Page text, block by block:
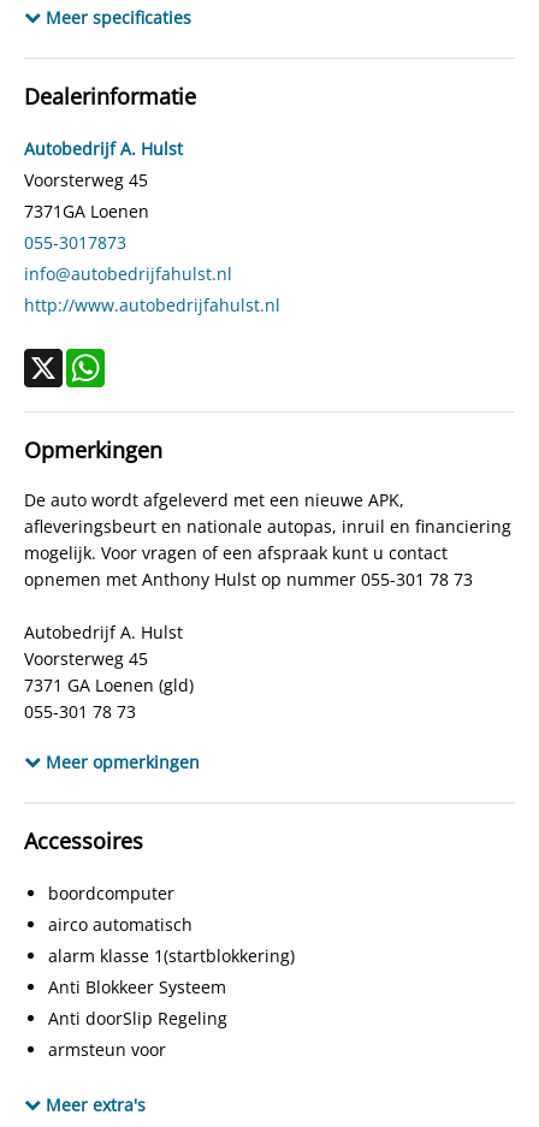
Aantal cilinders
Kleur
Motorrijtuigenbelasting
Gewicht (leeg)
Modeldatum vanaf
Modeldatum tot
Emissieklasse
Max. trekgewicht
Verbruik stad
Verbruik snelweg
6,4 l/100km
CO₂-emissie
194 g/km
Laksoort
Basis
Bijtellingspercentage
APK
Kleur interieur
Bekleding
Locatie
Meer specificaties
Dealerinformatie
Autobedrijf A. Hulst
Voorsterweg 45
7371GA Loenen
055-3017873
info@autobedrijfahulst.nl
http://www.autobedrijfahulst.nl
Opmerkingen
De auto wordt afgeleverd met een nieuwe APK,
afleveringsbeurt en nationale autopas, inruil en financiering
mogelijk. Voor vragen of een afspraak kunt u contact
opnemen met Anthony Hulst op nummer 055-301 78 73
Autobedrijf A. Hulst
Voorsterweg 45
7371 GA Loenen (gld)
055-301 78 73
info@autobedrijfahulst.nl
Meer opmerkingen
Accessoires
boordcomputer
airco automatisch
alarm klasse 1(startblokkering)
Anti Blokkeer Systeem
Anti doorSlip Regeling
armsteun voor
autotelefoon voorbereiding
Meer extra's